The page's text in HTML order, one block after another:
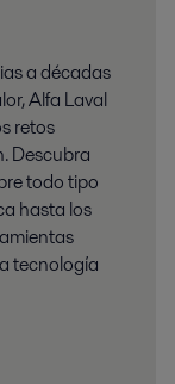
a décadas
Alfa Laval
retos
Descubra
todo tipo
hasta los
tecnología